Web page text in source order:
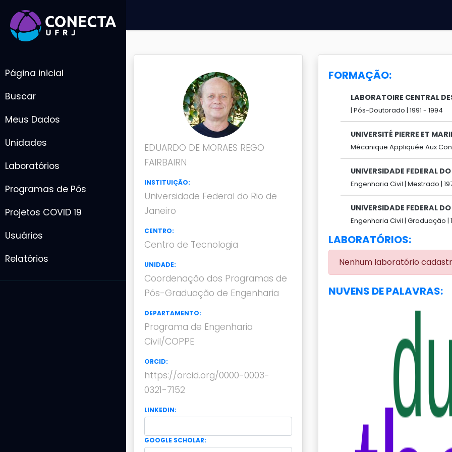
Página inicial
Buscar
Meus Dados
Unidades
Laboratórios
Programas de Pós
Projetos COVID 19
Usuários
Relatórios
EDUARDO DE MORAES REGO
FAIRBAIRN
INSTITUIÇÃO:
Universidade Federal do Rio de
Janeiro
CENTRO:
Centro de Tecnologia
UNIDADE:
Coordenação dos Programas de
Pós-Graduação de Engenharia
DEPARTAMENTO:
Programa de Engenharia
Civil/COPPE
ORCID:
https://orcid.org/0000-0003-
0321-7152
LINKEDIN:
GOOGLE SCHOLAR:
FORMAÇÃO:
LABORATOIRE CENTRAL
| Pós-Doutorado | 1991 - 1994
UNIVERSITÉ PIERRE ET
Mécanique Appliquée Aux
UNIVERSIDADE FEDERAL
Engenharia Civil | Mestrado |
UNIVERSIDADE FEDERAL
Engenharia Civil | Graduação |
LABORATÓRIOS:
Nenhum laboratório
NUVENS DE PALAVRAS: